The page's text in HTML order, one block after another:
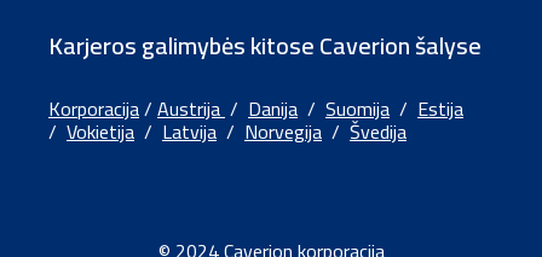
Karjeros galimybės kitose Caverion šalyse
Korporacija/Austrija/ Danija / Suomija / Estija
/ Vokietija / Latvija / Norvegija / Švedija